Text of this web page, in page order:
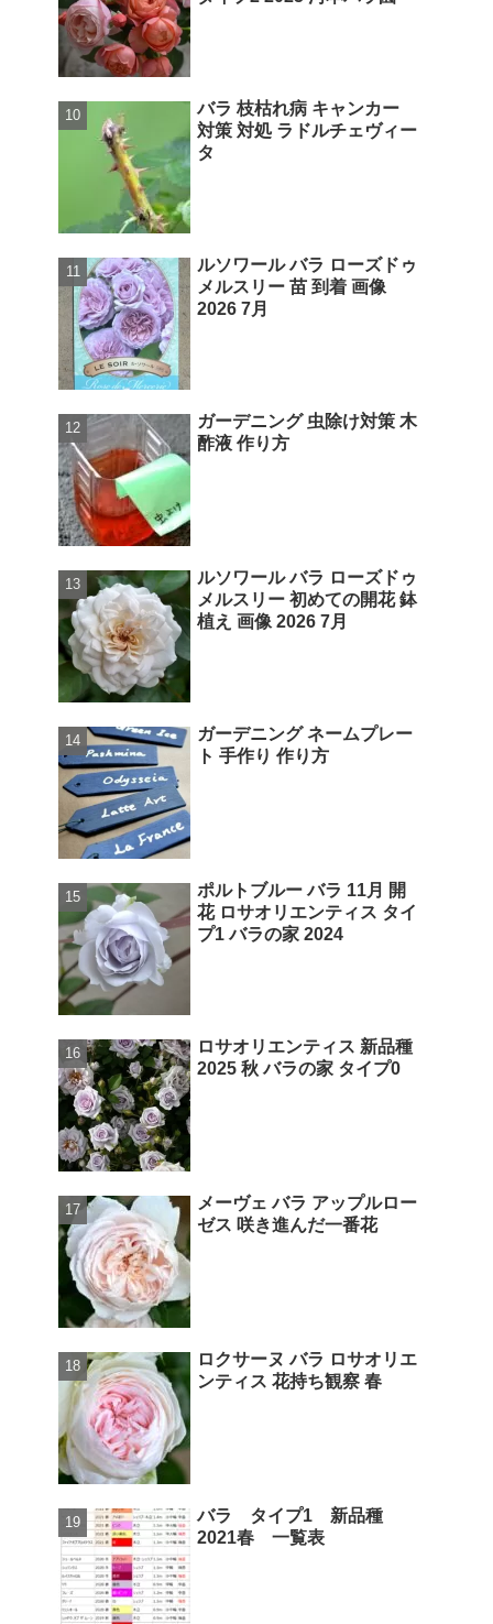
バラ 枝枯れ病 キャンカー
対策 対処 ラドルチェヴィー
タ
ルソワール バラ ローズドゥ
メルスリー 苗 到着 画像
2026 7月
ガーデニング 虫除け対策 木
酢液 作り方
ルソワール バラ ローズドゥ
メルスリー 初めての開花 鉢
植え 画像 2026 7月
ガーデニング ネームプレー
ト 手作り 作り方
ポルトブルー バラ 11月 開
花 ロサオリエンティス タイ
プ1 バラの家 2024
ロサオリエンティス 新品種
2025 秋 バラの家 タイプ0
メーヴェ バラ アップルロー
ゼス 咲き進んだ一番花
ロクサーヌ バラ ロサオリエ
ンティス 花持ち観察 春
バラ タイプ1 新品種
2021春 一覧表